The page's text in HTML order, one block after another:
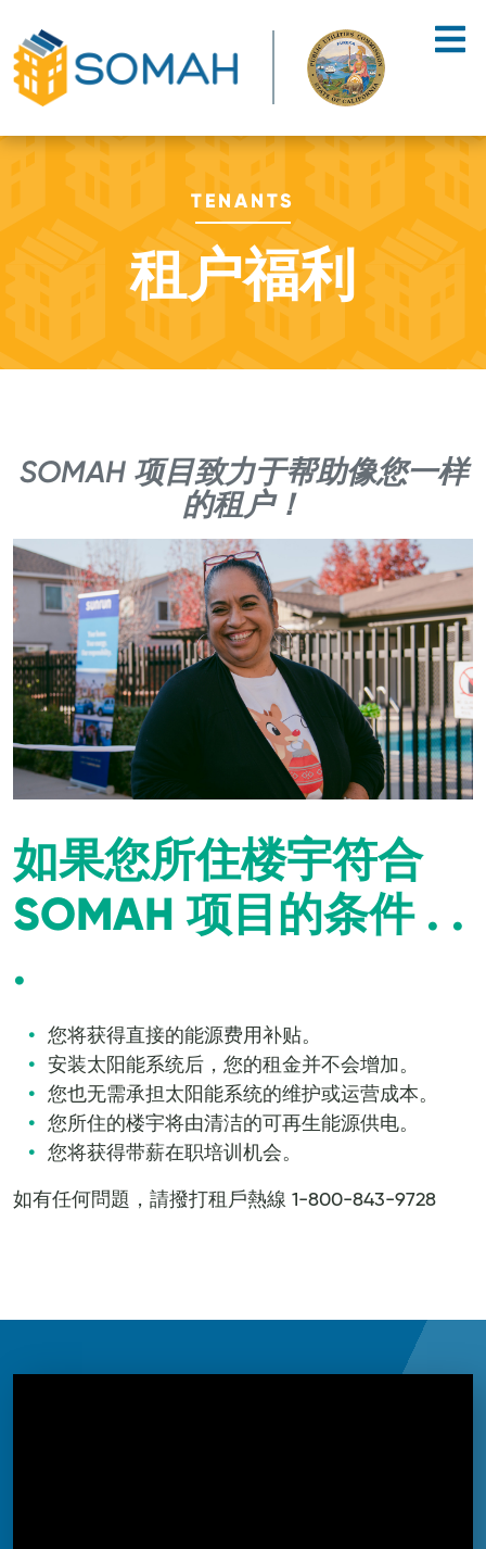
TENANTS
租户福利
SOMAH 项目致力于帮助像您一样
的租户！
如果您所住楼宇符合
SOMAH 项目的条件 . .
.
您将获得直接的能源费用补贴。
安装太阳能系统后，您的租金并不会增加。
您也无需承担太阳能系统的维护或运营成本。
您所住的楼宇将由清洁的可再生能源供电。
您将获得带薪在职培训机会。
如有任何問題，請撥打租戶熱線 1-800-843-9728